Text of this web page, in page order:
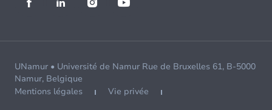
UNamur • Université de Namur Rue de Bruxelles 61, B-5000
Namur, Belgique
Mentions légales
Vie privée